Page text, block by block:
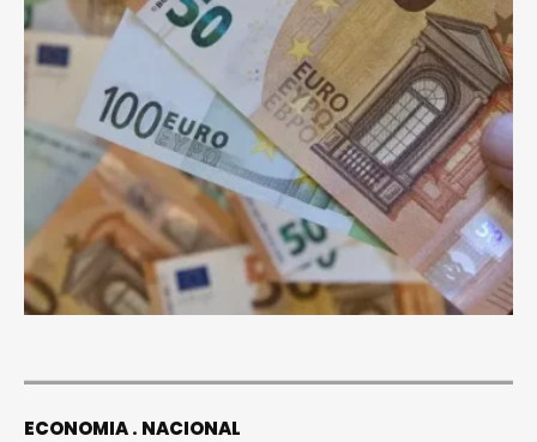
ECONOMIA NACIONAL